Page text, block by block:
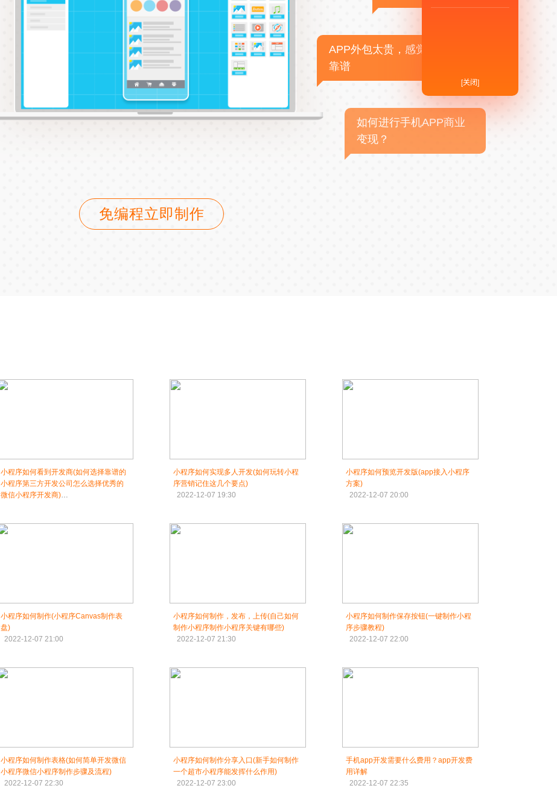
APP外包太贵，感觉不
靠谱
如何进行手机APP商业
变现？
免编程立即制作
小程序如何看到开发商(如何选择靠谱的
小程序第三方开发公司怎么选择优秀的
微信小程序开发商)
小程序如何实现多人开发(如何玩转小程
序营销记住这几个要点)
2022-12-07 19:30
小程序如何预览开发版(app接入小程序
方案)
2022-12-07 20:00
小程序如何制作(小程序Canvas制作表
盘)
2022-12-07 21:00
小程序如何制作，发布，上传(自己如何
制作小程序制作小程序关键有哪些)
2022-12-07 21:30
小程序如何制作保存按钮(一键制作小程
序步骤教程)
2022-12-07 22:00
小程序如何制作表格(如何简单开发微信
小程序微信小程序制作步骤及流程)
2022-12-07 22:30
小程序如何制作分享入口(新手如何制作
一个超市小程序能发挥什么作用)
2022-12-07 23:00
手机app开发需要什么费用？app开发费
用详解
2022-12-07 22:35
[关闭]